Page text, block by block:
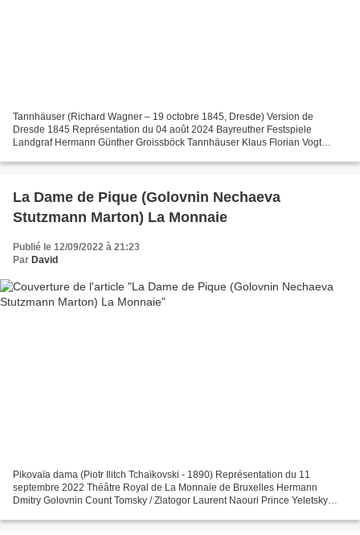
Tannhäuser (Richard Wagner – 19 octobre 1845, Dresde) Version de
Dresde 1845 Représentation du 04 août 2024 Bayreuther Festspiele
Landgraf Hermann Günther Groissböck Tannhäuser Klaus Florian Vogt
La Dame de Pique (Golovnin Nechaeva
Stutzmann Marton) La Monnaie
Publié le 12/09/2022 à 21:23
Par David
Pikovaïa dama (Piotr Ilitch Tchaïkovski - 1890) Représentation du 11
septembre 2022 Théâtre Royal de La Monnaie de Bruxelles Hermann
Dmitry Golovnin Count Tomsky / Zlatogor Laurent Naouri Prince Yeletsky